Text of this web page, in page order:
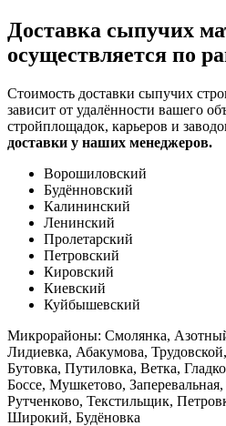
Доставка сыпучих
осуществляется по
Стоимость доставки сыпучих
зависит от удалённости вашего
стройплощадок, карьеров и
доставки у наших менеджеров.
Ворошиловский
Будённовский
Калининский
Ленинский
Пролетарский
Петровский
Кировский
Киевский
Куйбышевский
Микрорайоны: Смолянка,
Лидиевка, Абакумова,
Бутовка, Путиловка, Ветка,
Боссе, Мушкетово,
Рутченково, Текстильщик,
Широкий, Будёновка